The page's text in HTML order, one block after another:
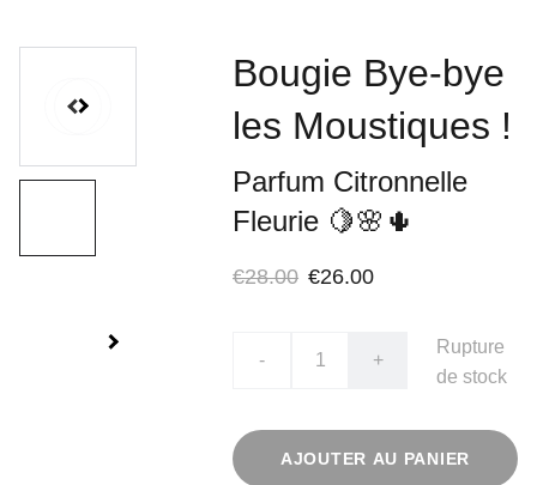
Bougie Bye-bye
les Moustiques !
Parfum Citronnelle
Fleurie 🍋🌸🌵
€28.00 €26.00
- +
Rupture
de stock
AJOUTER AU PANIER